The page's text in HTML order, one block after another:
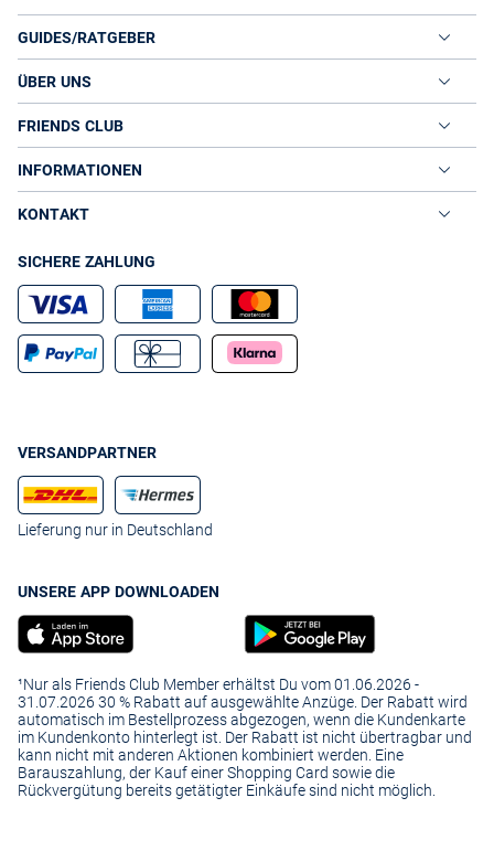
GUIDES/RATGEBER
ÜBER UNS
FRIENDS CLUB
INFORMATIONEN
KONTAKT
SICHERE ZAHLUNG
VERSANDPARTNER
Lieferung nur in Deutschland
UNSERE APP DOWNLOADEN
¹Nur als Friends Club Member erhältst Du vom 01.06.2026 -
31.07.2026 30 % Rabatt auf ausgewählte Anzüge. Der Rabatt wird
automatisch im Bestellprozess abgezogen, wenn die Kundenkarte
im Kundenkonto hinterlegt ist. Der Rabatt ist nicht übertragbar und
kann nicht mit anderen Aktionen kombiniert werden. Eine
Barauszahlung, der Kauf einer Shopping Card sowie die
Rückvergütung bereits getätigter Einkäufe sind nicht möglich.